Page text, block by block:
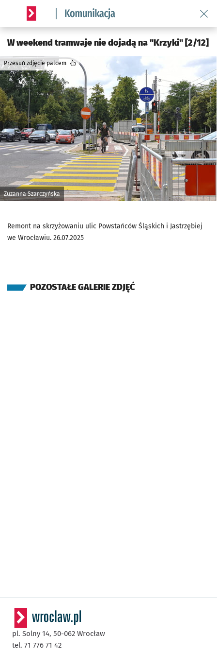
Serwis informacyjny wroclaw.pl podserwis: Komunikacja
W weekend tramwaje nie dojadą na "Krzyki" [2/12]
Zuzanna Szarczyńska
Przesuń zdjęcie palcem
Remont na skrzyżowaniu ulic Powstańców Śląskich i Jastrzębiej
we Wrocławiu. 26.07.2025
POZOSTAŁE GALERIE ZDJĘĆ
pl. Solny 14, 50-062 Wrocław
tel. 71 776 71 42